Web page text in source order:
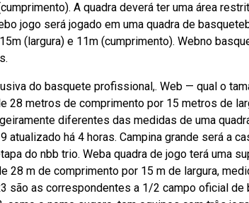
A quadra deverá ter uma área
jogo será jogado em uma quadra de
(largura) e 11m (cumprimento). Webno
do basquete profissional,. Web — qual o
metros de comprimento por 15 metros de
diferentes das medidas de uma
há 4 horas. Campina grande será a
do nbb trio. Weba quadra de jogo terá uma
28 m de comprimento por 15 m de largura,
são as correspondentes a 1/2 campo oficial de